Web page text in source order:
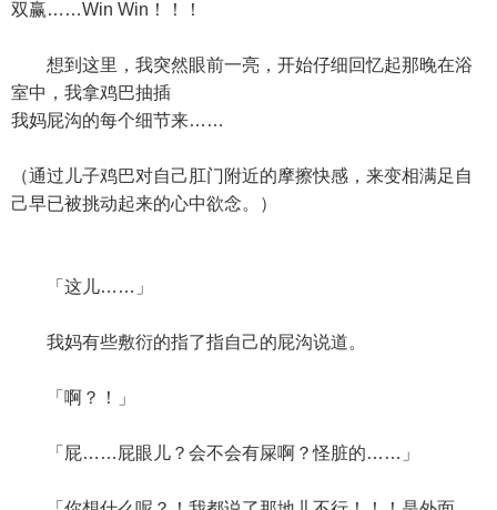
双赢……Win Win！！！
想到这里，我突然眼前一亮，开始仔细回忆起那晚在浴
室中，我拿鸡巴抽插
我妈屁沟的每个细节来……
（通过儿子鸡巴对自己肛门附近的摩擦快感，来变相满足自
己早已被挑动起来的心中欲念。）
「这儿……」
我妈有些敷衍的指了指自己的屁沟说道。
「啊？！」
「屁……屁眼儿？会不会有屎啊？怪脏的……」